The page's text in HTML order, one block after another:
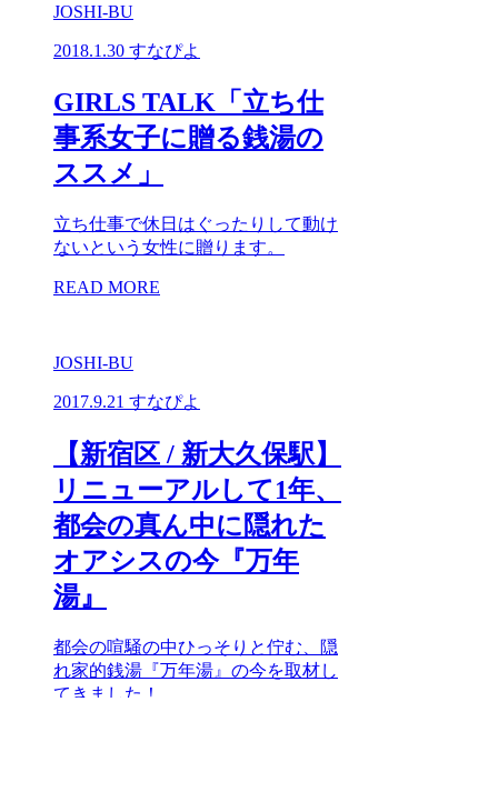
JOSHI-BU
2018.1.30 すなぴよ
GIRLS TALK「立ち仕
事系女子に贈る銭湯の
ススメ」
立ち仕事で休日はぐったりして動け
ないという女性に贈ります。
READ MORE
JOSHI-BU
2017.9.21 すなぴよ
【新宿区 / 新大久保駅】
リニューアルして1年、
都会の真ん中に隠れた
オアシスの今『万年
湯』
都会の喧騒の中ひっそりと佇む、隠
れ家的銭湯『万年湯』の今を取材し
てきました！